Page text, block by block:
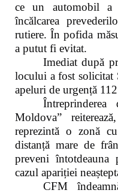
ce un automobil a
încălcarea
rutiere. În pofida
a putut fi evitat.
Imediat după
locului a fost solicitat
apeluri de urgență
Moldova”
reprezintă o zonă
distanță mare de
preveni întotdeauna
cazul apariției
CFM